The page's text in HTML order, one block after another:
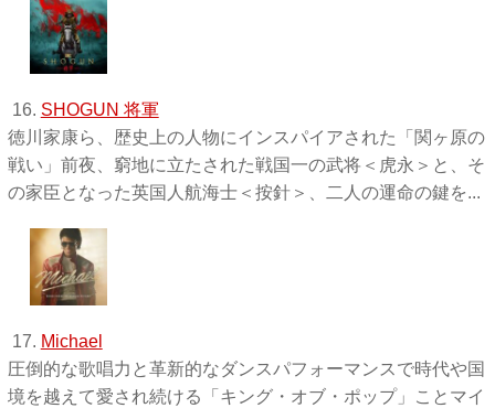
16. SHOGUN 将軍
徳川家康ら、歴史上の人物にインスパイアされた「関ヶ原の
戦い」前夜、窮地に立たされた戦国一の武将＜虎永＞と、そ
の家臣となった英国人航海士＜按針＞、二人の運命の鍵を...
17. Michael
圧倒的な歌唱力と革新的なダンスパフォーマンスで時代や国
境を越えて愛され続ける「キング・オブ・ポップ」ことマイ